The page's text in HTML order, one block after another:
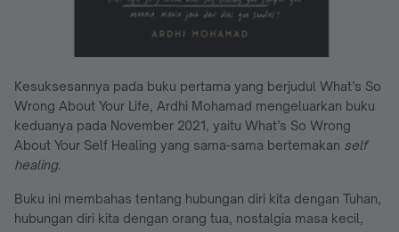
Kesuksesannya pada buku pertama yang berjudul What’s So
Wrong About Your Life, Ardhi Mohamad mengeluarkan buku
keduanya pada November 2021, yaitu What’s So Wrong
About Your Self Healing yang sama-sama bertemakan self
healing.
Buku ini membahas tentang hubungan diri kita dengan Tuhan,
hubungan diri kita dengan orang tua, nostalgia masa kecil,